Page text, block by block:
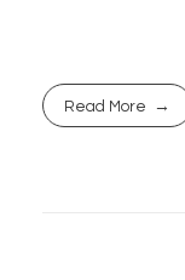
Read More